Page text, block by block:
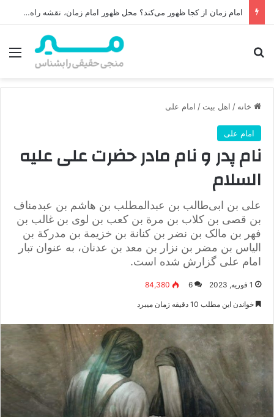
خاتمیت در اسلام: تحلیل کامل معنای خاتمیت، چالش‌ها و پاسخ‌ها
خانه / اهل بیت / امام علی
امام علی
نام پدر و نام مادر حضرت علی علیه
السلام
علی بن ابی‌طالب بن عبدالمطلب بن هاشم بن عبدمناف
بن قصی بن کلاب بن مرة بن کعب بن لوی بن غالب بن
فهر بن مالک بن نضر بن کنانة بن خزیمة بن مدرکة بن
الیاس بن مضر بن نزار بن معد بن عدنان، به عنوان تبار
امام علی گزارش شده‌ است.
1 فوریه, 2023 6
84,380
خواندن این مطلب 10 دقیقه زمان میبرد